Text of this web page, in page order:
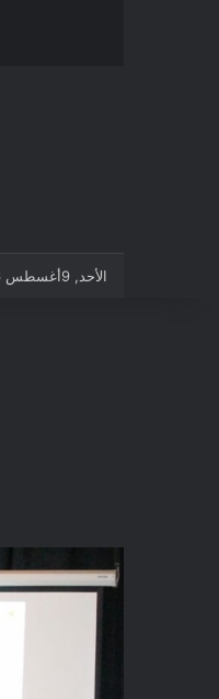
الأحد, 9أغسطس 2026